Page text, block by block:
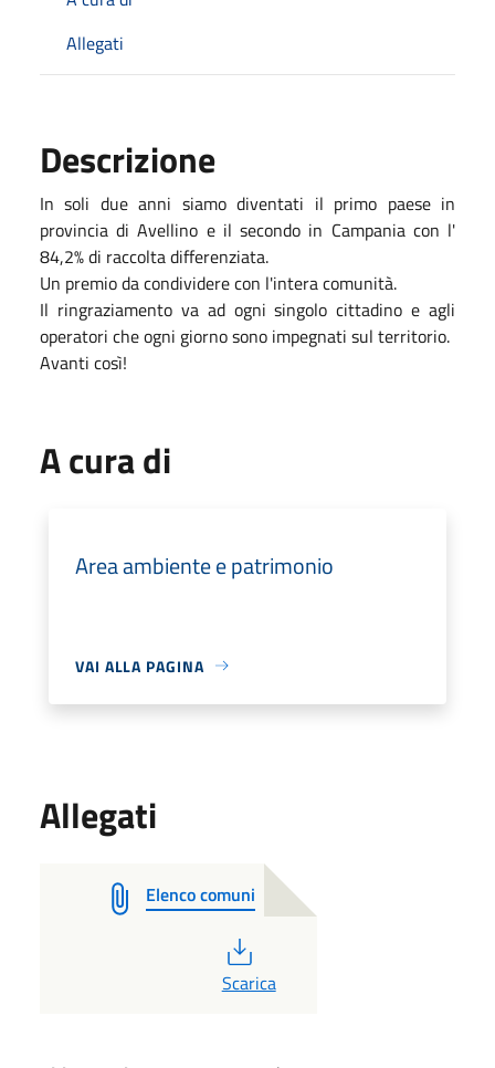
Allegati
Descrizione
In soli due anni siamo diventati il primo paese in
provincia di Avellino e il secondo in Campania con l'
84,2% di raccolta differenziata.
Un premio da condividere con l'intera comunità.
Il ringraziamento va ad ogni singolo cittadino e agli
operatori che ogni giorno sono impegnati sul territorio.
Avanti così!
A cura di
Area ambiente e patrimonio
VAI ALLA PAGINA
Allegati
Elenco comuni
PDF
Scarica